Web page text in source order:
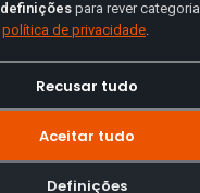
definições para rever
política de privacidade.
Recusar tudo
Aceitar tudo
Definições